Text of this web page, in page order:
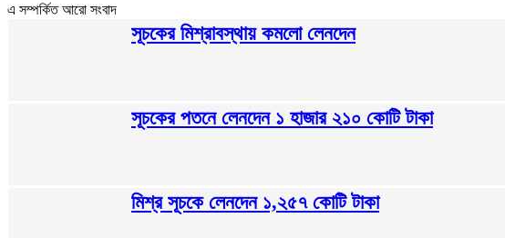
এ সম্পর্কিত আরো সংবাদ
সূচকের মিশ্রাবস্থায় কমলো লেনদেন
সূচকের পতনে লেনদেন ১ হাজার ২১০ কোটি টাকা
মিশ্র সূচকে লেনদেন ১,২৫৭ কোটি টাকা